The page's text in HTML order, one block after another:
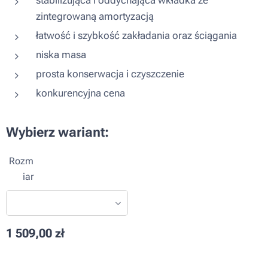
zintegrowaną amortyzacją
łatwość i szybkość zakładania oraz ściągania
niska masa
prosta konserwacja i czyszczenie
konkurencyjna cena
Wybierz wariant:
Rozm
iar
1 509,00 zł